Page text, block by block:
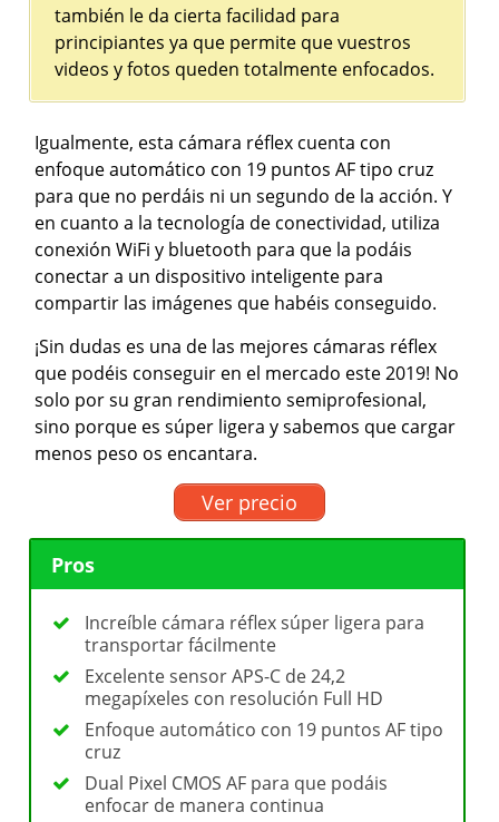
también le da cierta facilidad para
principiantes ya que permite que vuestros
videos y fotos queden totalmente enfocados.
Igualmente, esta cámara réflex cuenta con
enfoque automático con 19 puntos AF tipo cruz
para que no perdáis ni un segundo de la acción. Y
en cuanto a la tecnología de conectividad, utiliza
conexión WiFi y bluetooth para que la podáis
conectar a un dispositivo inteligente para
compartir las imágenes que habéis conseguido.
¡Sin dudas es una de las mejores cámaras réflex
que podéis conseguir en el mercado este 2019! No
solo por su gran rendimiento semiprofesional,
sino porque es súper ligera y sabemos que cargar
menos peso os encantara.
Ver precio
Pros
Increíble cámara réflex súper ligera para
transportar fácilmente
Excelente sensor APS-C de 24,2
megapíxeles con resolución Full HD
Enfoque automático con 19 puntos AF tipo
cruz
Dual Pixel CMOS AF para que podáis
enfocar de manera continua